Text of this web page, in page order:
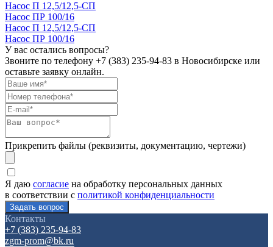
Насос П 12,5/12,5-СП
Насос ПР 100/16
Насос П 12,5/12,5-СП
Насос ПР 100/16
У вас остались вопросы?
Звоните по телефону +7 (383) 235-94-83 в Новосибирске или
оставьте заявку онлайн.
Прикрепить файлы (реквизиты, документацию, чертежи)
Я даю согласие на обработку персональных данных
в соответствии с политикой конфиденциальности
Контакты
+7 (383) 235-94-83
zgm-prom@bk.ru